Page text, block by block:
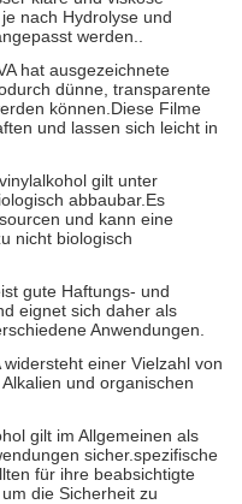
nach Hydrolyse und
werden..
hat ausgezeichnete
dünne, transparente
können.Diese Filme
und lassen sich leicht in
gilt unter
abbaubar.Es
und kann eine
nicht biologisch
gute Haftungs- und
eignet sich daher als
Anwendungen.
einer Vielzahl von
und organischen
gilt im Allgemeinen als
sicher.spezifische
für ihre beabsichtigte
die Sicherheit zu